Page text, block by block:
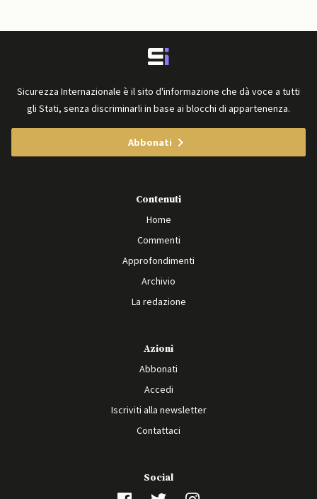
Sicurezza Internazionale è il sito d'informazione che dà voce a tutti
gli Stati, senza discriminarli in base ai blocchi di appartenenza.
Abbonati
Contenuti
Home
Commenti
Approfondimenti
Archivio
La redazione
Azioni
Abbonati
Accedi
Iscriviti alla newsletter
Contattaci
Social